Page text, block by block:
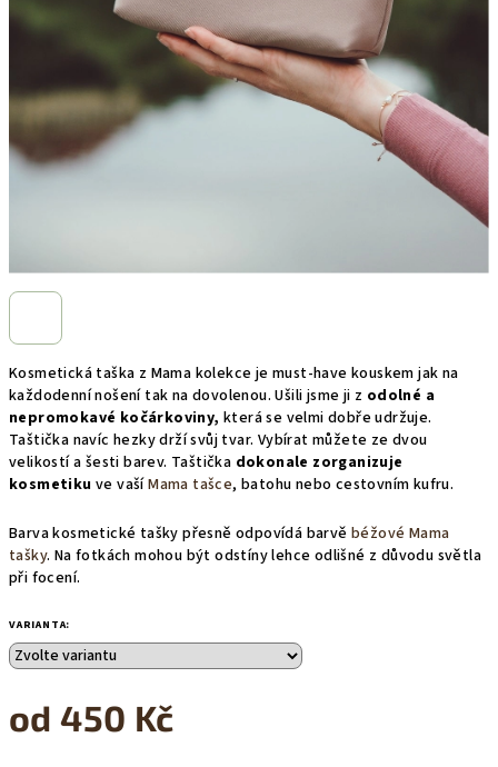
Kosmetická taška z Mama kolekce je must-have kouskem jak na
každodenní nošení tak na dovolenou. Ušili jsme ji z odolné a
nepromokavé kočárkoviny, která se velmi dobře udržuje.
Taštička navíc hezky drží svůj tvar. Vybírat můžete ze dvou
velikostí a šesti barev. Taštička dokonale zorganizuje
kosmetiku ve vašíMama tašce, batohu nebo cestovním kufru.
Barva kosmetické tašky přesně odpovídá barvě béžové Mama
tašky. Na fotkách mohou být odstíny lehce odlišné z důvodu světla
při focení.
VARIANTA:
od450 Kč